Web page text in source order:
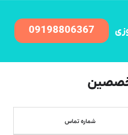
09198806367
شماره تماس